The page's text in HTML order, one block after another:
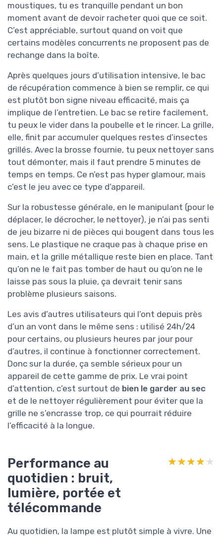
moustiques, tu es tranquille pendant un bon
moment avant de devoir racheter quoi que ce soit.
C’est appréciable, surtout quand on voit que
certains modèles concurrents ne proposent pas de
rechange dans la boîte.
Après quelques jours d’utilisation intensive, le bac
de récupération commence à bien se remplir, ce qui
est plutôt bon signe niveau efficacité, mais ça
implique de l’entretien. Le bac se retire facilement,
tu peux le vider dans la poubelle et le rincer. La grille,
elle, finit par accumuler quelques restes d’insectes
grillés. Avec la brosse fournie, tu peux nettoyer sans
tout démonter, mais il faut prendre 5 minutes de
temps en temps. Ce n’est pas hyper glamour, mais
c’est le jeu avec ce type d’appareil.
Sur la robustesse générale, en le manipulant (pour le
déplacer, le décrocher, le nettoyer), je n’ai pas senti
de jeu bizarre ni de pièces qui bougent dans tous les
sens. Le plastique ne craque pas à chaque prise en
main, et la grille métallique reste bien en place. Tant
qu’on ne le fait pas tomber de haut ou qu’on ne le
laisse pas sous la pluie, ça devrait tenir sans
problème plusieurs saisons.
Les avis d’autres utilisateurs qui l’ont depuis près
d’un an vont dans le même sens : utilisé 24h/24
pour certains, ou plusieurs heures par jour pour
d’autres, il continue à fonctionner correctement.
Donc sur la durée, ça semble sérieux pour un
appareil de cette gamme de prix. Le vrai point
d’attention, c’est surtout de bien le garder au sec
et de le nettoyer régulièrement pour éviter que la
grille ne s’encrasse trop, ce qui pourrait réduire
l’efficacité à la longue.
Performance au
quotidien : bruit,
lumière, portée et
télécommande
★★★★★
★★★★★
Au quotidien, la lampe est plutôt simple à vivre. Une